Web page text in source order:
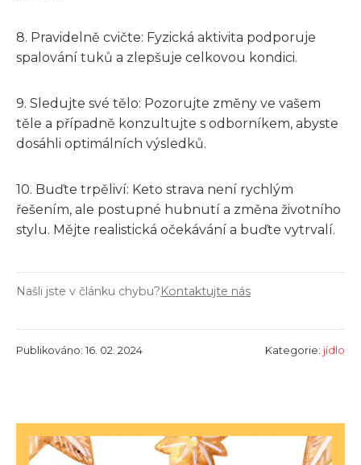
8. Pravidelně cvičte: Fyzická aktivita podporuje
spalování tuků a zlepšuje celkovou kondici.
9. Sledujte své tělo: Pozorujte změny ve vašem
těle a případně konzultujte s odborníkem, abyste
dosáhli optimálních výsledků.
10. Buďte trpěliví: Keto strava není rychlým
řešením, ale postupné hubnutí a změna životního
stylu. Mějte realistická očekávání a buďte vytrvalí.
Našli jste v článku chybu?Kontaktujte nás
Publikováno: 16. 02. 2024 Kategorie: jídlo